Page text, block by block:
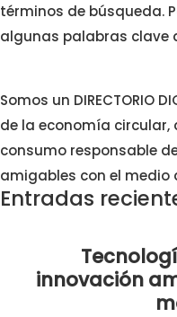
términos de búsqueda.
algunas palabras clave
Somos un DIRECTORIO
de la economía
consumo responsable
amigables con el medio
Entradas
innovación